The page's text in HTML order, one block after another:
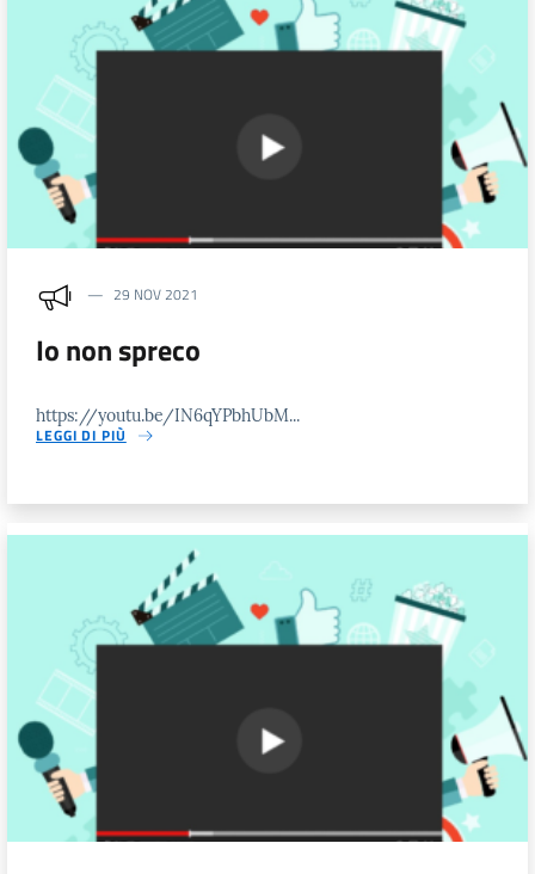
29 NOV 2021
Io non spreco
https://youtu.be/IN6qYPbhUbM...
LEGGI DI PIÙ